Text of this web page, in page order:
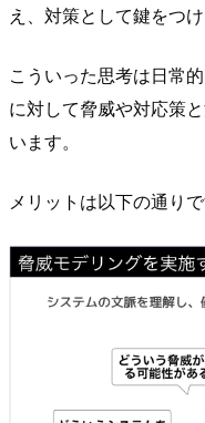
え、対策として鍵をつ
こういった思考は日常
に対して脅威や対応策
います。
メリットは以下の通りで